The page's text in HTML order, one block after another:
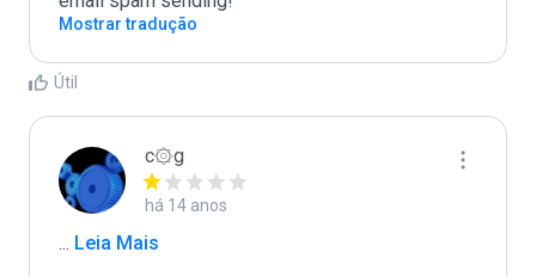
Mostrar tradução
Útil
c۞g
há 14 anos
... Leia Mais